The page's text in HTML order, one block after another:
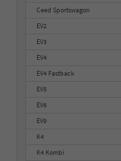
Ceed Sportswagon
EV2
EV3
EV4
EV4 Fastback
EV5
EV6
EV9
K4
K4 Kombi